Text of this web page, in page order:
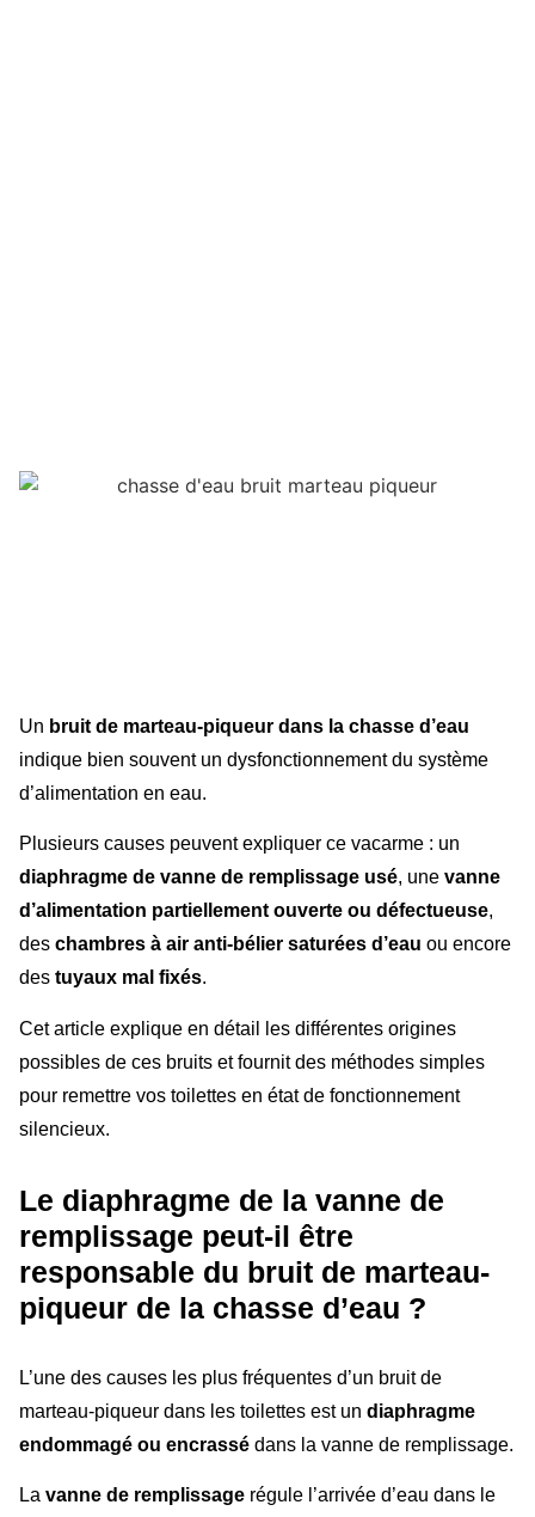
Un bruit de marteau-piqueur dans la chasse d’eau
indique bien souvent un dysfonctionnement du système
d’alimentation en eau.
Plusieurs causes peuvent expliquer ce vacarme : un
diaphragme de vanne de remplissage usé, une vanne
d’alimentation partiellement ouverte ou défectueuse,
des chambres à air anti-bélier saturées d’eau ou encore
des tuyaux mal fixés.
Cet article explique en détail les différentes origines
possibles de ces bruits et fournit des méthodes simples
pour remettre vos toilettes en état de fonctionnement
silencieux.
Le diaphragme de la vanne de
remplissage peut-il être
responsable du bruit de marteau-
piqueur de la chasse d’eau ?
L’une des causes les plus fréquentes d’un bruit de
marteau-piqueur dans les toilettes est un diaphragme
endommagé ou encrassé dans la vanne de remplissage.
La vanne de remplissage régule l’arrivée d’eau dans le